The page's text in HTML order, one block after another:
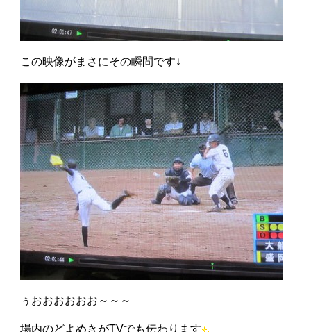
この映像がまさにその瞬間です↓
ぅおおおおおお～～～
場内のどよめきがTVでも伝わります